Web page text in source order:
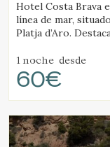
Hotel Costa Brava
línea de mar,
Platja d’Aro.
1 noche desde
60€